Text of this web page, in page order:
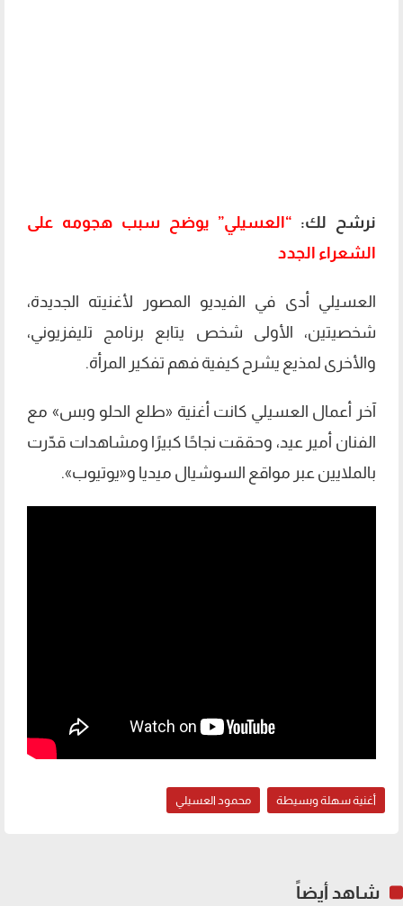
نرشح لك: “العسيلي” يوضح سبب هجومه على
الشعراء الجدد
العسيلي أدى في الفيديو المصور لأغنيته الجديدة،
شخصيتين، الأولى شخص يتابع برنامج تليفزيوني،
والأخرى لمذيع يشرح كيفية فهم تفكير المرأة.
آخر أعمال العسيلي كانت أغنية «طلع الحلو وبس» مع
الفنان أمير عيد، وحققت نجاحًا كبيرًا ومشاهدات قدّرت
بالملايين عبر مواقع السوشيال ميديا و«يوتيوب».
أغنية سهلة وبسيطة محمود العسيلي
شاهد أيضاً